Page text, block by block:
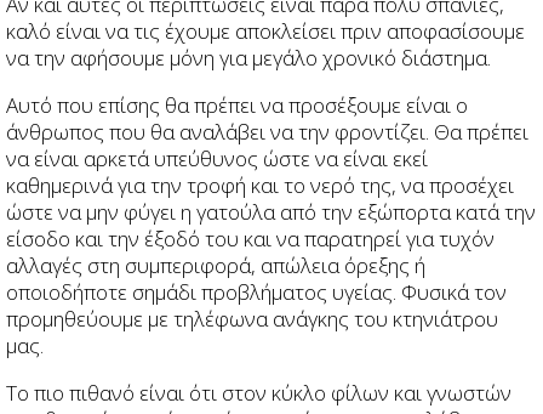
καλό είναι να τις έχουμε αποκλείσει πριν αποφασίσουμε
να την αφήσουμε μόνη για μεγάλο χρονικό διάστημα.
Αυτό που επίσης θα πρέπει να προσέξουμε είναι ο
άνθρωπος που θα αναλάβει να την φροντίζει. Θα πρέπει
να είναι αρκετά υπεύθυνος ώστε να είναι εκεί
καθημερινά για την τροφή και το νερό της, να προσέχει
ώστε να μην φύγει η γατούλα από την εξώπορτα κατά την
είσοδο και την έξοδό του και να παρατηρεί για τυχόν
αλλαγές στη συμπεριφορά, απώλεια όρεξης ή
οποιοδήποτε σημάδι προβλήματος υγείας. Φυσικά τον
προμηθεύουμε με τηλέφωνα ανάγκης του κτηνιάτρου
μας.
Το πιο πιθανό είναι ότι στον κύκλο φίλων και γνωστών